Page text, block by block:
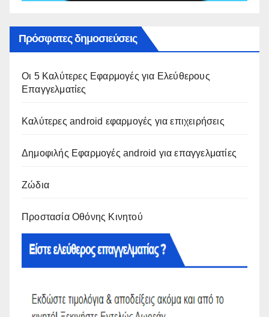
Πρόσφατες δημοσιεύσεις
Οι 5 Καλύτερες Εφαρμογές για Ελεύθερους
Επαγγελματίες
Καλύτερες android εφαρμογές για επιχειρήσεις
Δημοφιλής Εφαρμογές android για επαγγελματίες
Ζώδια
Προστασία Οθόνης Κινητού